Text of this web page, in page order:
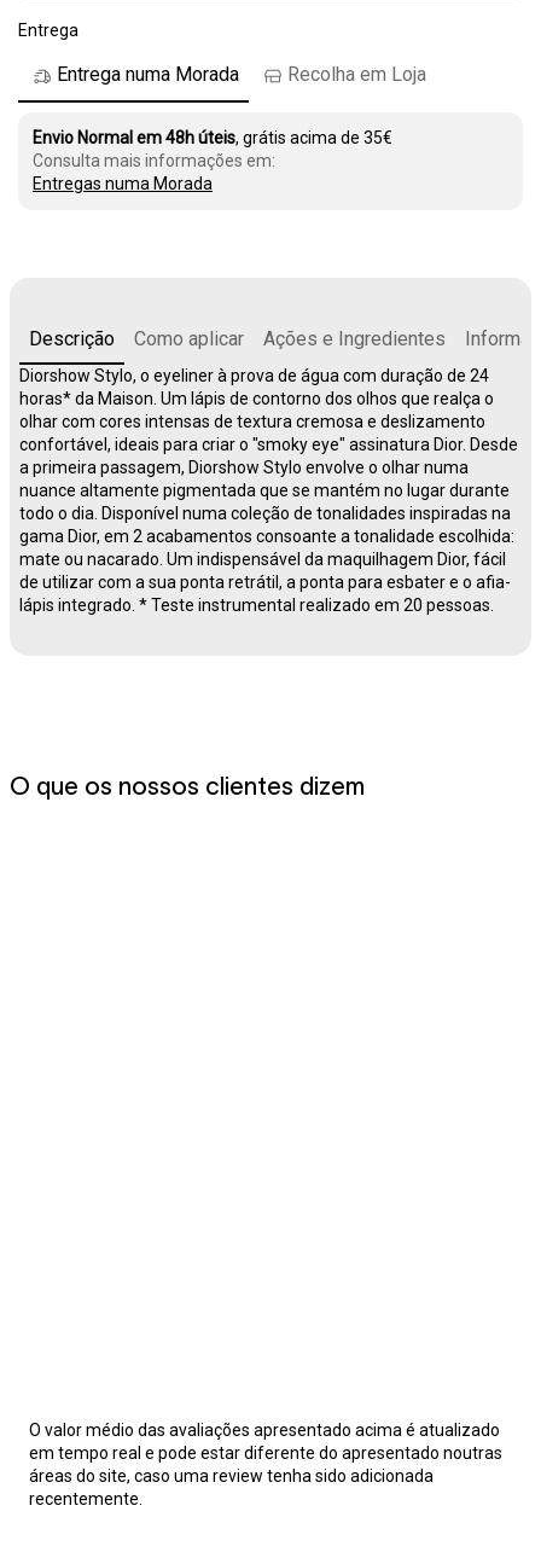
Entrega
Entrega numa Morada Recolha em Loja
Envio Normal em 48h úteis, grátis acima de 35€
Consulta mais informações em:
Entregas numa Morada
Descrição Como aplicar Ações e Ingredientes
Diorshow Stylo, o eyeliner à prova de água com duração de 24
horas* da Maison. Um lápis de contorno dos olhos que realça o
olhar com cores intensas de textura cremosa e deslizamento
confortável, ideais para criar o "smoky eye" assinatura Dior. Desde
a primeira passagem, Diorshow Stylo envolve o olhar numa
nuance altamente pigmentada que se mantém no lugar durante
todo o dia. Disponível numa coleção de tonalidades inspiradas na
gama Dior, em 2 acabamentos consoante a tonalidade escolhida:
mate ou nacarado. Um indispensável da maquilhagem Dior, fácil
de utilizar com a sua ponta retrátil, a ponta para esbater e o afia-
lápis integrado. * Teste instrumental realizado em 20 pessoas.
O que os nossos clientes dizem
O valor médio das avaliações apresentado acima é atualizado
em tempo real e pode estar diferente do apresentado noutras
áreas do site, caso uma review tenha sido adicionada
recentemente.